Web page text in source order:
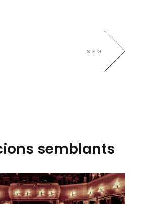
SEG
semblants